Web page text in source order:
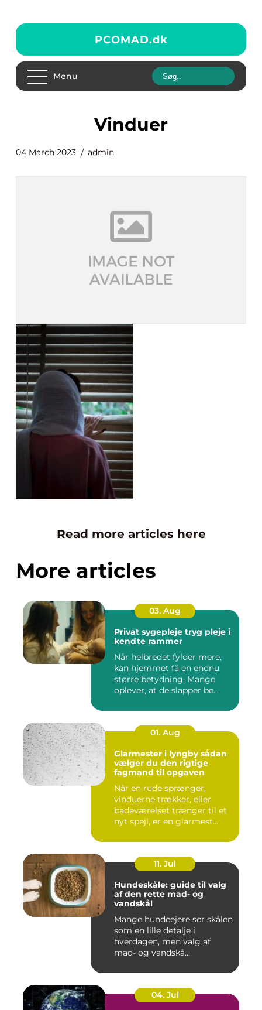
PCOMAD.dk
Menu
vinduer
04 March 2023 admin
Read more articles here
More articles
03. Aug
Privat sygepleje tryg pleje i
kendte rammer
Når helbredet fylder mere,
kan hjemmet få en endnu
større betydning. Mange
oplever, at de slapper be...
01. Aug
Glarmester i lyngby sådan
vælger du den rigtige
fagmand til opgaven
Når en rude sprænger,
vinduerne trækker, eller
badeværelset trænger til et
nyt spejl, er en glarmest...
11. Jul
Hundeskåle: guide til valg
af den rette mad- og
vandskål
Mange hundeejere ser skålen
som en lille detalje i
hverdagen, men valg af
mad- og vandskå...
04. Jul